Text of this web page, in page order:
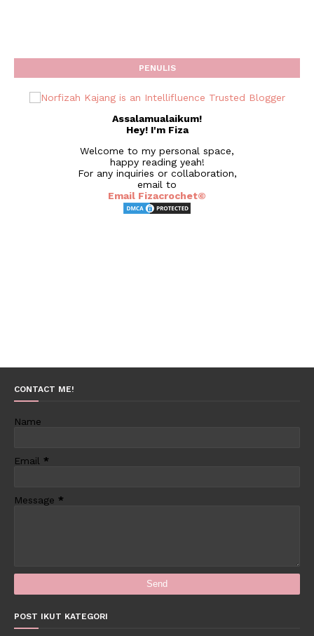
PENULIS
Assalamualaikum!
Hey! I'm Fiza
Welcome to my personal space,
happy reading yeah!
For any inquiries or collaboration,
email to
Email Fizacrochet©
CONTACT ME!
Name
Email *
Message *
POST IKUT KATEGORI